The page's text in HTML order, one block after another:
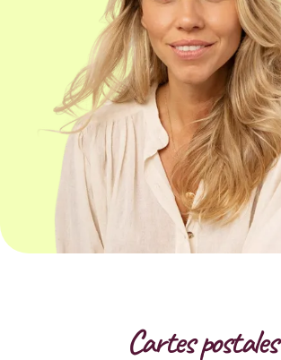
Cartes postales